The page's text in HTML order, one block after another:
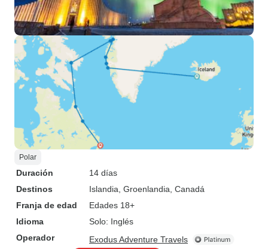
Polar
Duración
14 días
Destinos
Islandia , Groenlandia , Canadá
Franja de edad
Edades 18+
Idioma
Solo: Inglés
Operador
Exodus Adventure Travels